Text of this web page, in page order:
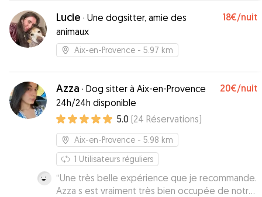
Lucie · Une dogsitter, amie des
animaux
18€/nuit
Aix-en-Provence - 5.97 km
Azza · Dog sitter à Aix-en-Provence
24h/24h disponible
20€/nuit
5.0 (24 Réservations)
Aix-en-Provence - 5.98 km
1 Utilisateurs réguliers
“Une très belle expérience que je recommande.
Azza s est vraiment très bien occupée de notre